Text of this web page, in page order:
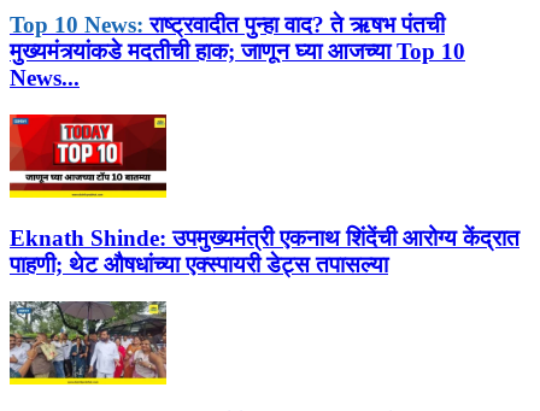
Top 10 News: राष्ट्रवादीत पुन्हा वाद? ते ऋषभ पंतची
मुख्यमंत्र्यांकडे मदतीची हाक; जाणून घ्या आजच्या Top 10
News...
Eknath Shinde: उपमुख्यमंत्री एकनाथ शिंदेंची आरोग्य केंद्रात
पाहणी; थेट औषधांच्या एक्स्पायरी डेट्स तपासल्या